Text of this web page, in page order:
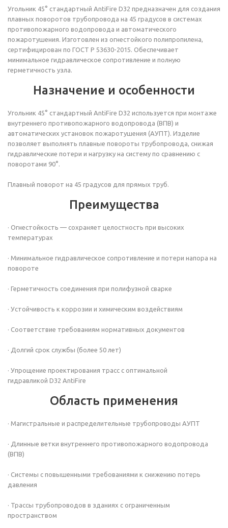
Угольник 45° стандартный AntiFire D32 предназначен для создания
плавных поворотов трубопровода на 45 градусов в системах
противопожарного водопровода и автоматического
пожаротушения. Изготовлен из огнестойкого полипропилена,
сертифицирован по ГОСТ Р 53630-2015. Обеспечивает
минимальное гидравлическое сопротивление и полную
герметичность узла.
Назначение и особенности
Угольник 45° стандартный AntiFire D32 используется при монтаже
внутреннего противопожарного водопровода (ВПВ) и
автоматических установок пожаротушения (АУПТ). Изделие
позволяет выполнять плавные повороты трубопровода, снижая
гидравлические потери и нагрузку на систему по сравнению с
поворотами 90°.
Плавный поворот на 45 градусов для прямых труб.
Преимущества
· Огнестойкость — сохраняет целостность при высоких
температурах
· Минимальное гидравлическое сопротивление и потери напора на
повороте
· Герметичность соединения при полифузной сварке
· Устойчивость к коррозии и химическим воздействиям
· Соответствие требованиям нормативных документов
· Долгий срок службы (более 50 лет)
· Упрощение проектирования трасс с оптимальной
гидравликой D32 AntiFire
Область применения
· Магистральные и распределительные трубопроводы АУПТ
· Длинные ветки внутреннего противопожарного водопровода
(ВПВ)
· Системы с повышенными требованиями к снижению потерь
давления
· Трассы трубопроводов в зданиях с ограниченным
пространством